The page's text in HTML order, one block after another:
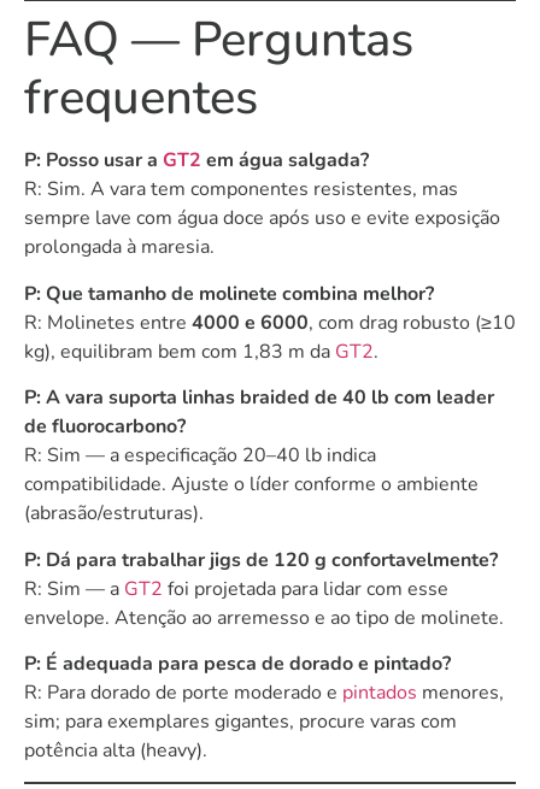
FAQ — Perguntas
frequentes
P: Posso usar a GT2 em água salgada?
R: Sim. A vara tem componentes resistentes, mas
sempre lave com água doce após uso e evite exposição
prolongada à maresia.
P: Que tamanho de molinete combina melhor?
R: Molinetes entre 4000 e 6000, com drag robusto (≥10
kg), equilibram bem com 1,83 m da GT2.
P: A vara suporta linhas braided de 40 lb com leader
de fluorocarbono?
R: Sim — a especificação 20–40 lb indica
compatibilidade. Ajuste o líder conforme o ambiente
(abrasão/estruturas).
P: Dá para trabalhar jigs de 120 g confortavelmente?
R: Sim — a GT2 foi projetada para lidar com esse
envelope. Atenção ao arremesso e ao tipo de molinete.
P: É adequada para pesca de dorado e pintado?
R: Para dorado de porte moderado e pintados menores,
sim; para exemplares gigantes, procure varas com
potência alta (heavy).